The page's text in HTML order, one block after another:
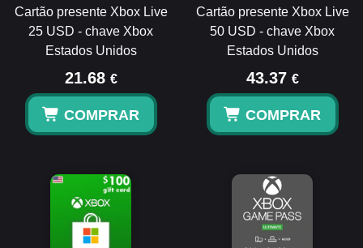
Cartão presente Xbox Live
25 USD - chave Xbox
Estados Unidos
21.68 €
COMPRAR
Cartão presente Xbox Live
50 USD - chave Xbox
Estados Unidos
43.37 €
COMPRAR